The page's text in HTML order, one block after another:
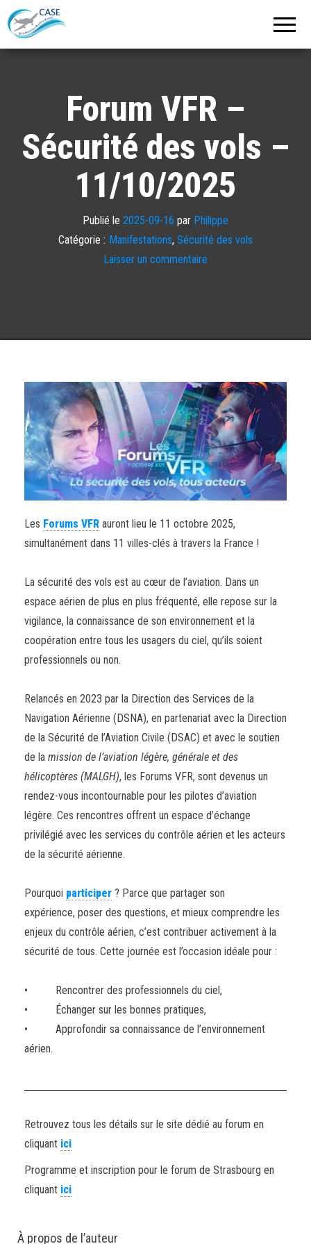
Forum VFR –
Sécurité des vols –
11/10/2025
Publié le 2025-09-16 par Philippe
Catégorie : Manifestations, Sécurité des vols
Laisser un commentaire
Les Forums VFR auront lieu le 11 octobre 2025,
simultanément dans 11 villes-clés à travers la France !
La sécurité des vols est au cœur de l’aviation. Dans un
espace aérien de plus en plus fréquenté, elle repose sur la
vigilance, la connaissance de son environnement et la
coopération entre tous les usagers du ciel, qu’ils soient
professionnels ou non.
Relancés en 2023 par la Direction des Services de la
Navigation Aérienne (DSNA), en partenariat avec la Direction
de la Sécurité de l’Aviation Civile (DSAC) et avec le soutien
de la mission de l’aviation légère, générale et des
hélicoptères (MALGH), les Forums VFR, sont devenus un
rendez-vous incontournable pour les pilotes d’aviation
légère. Ces rencontres offrent un espace d’échange
privilégié avec les services du contrôle aérien et les acteurs
de la sécurité aérienne.
Pourquoi participer ? Parce que partager son
expérience, poser des questions, et mieux comprendre les
enjeux du contrôle aérien, c’est contribuer activement à la
sécurité de tous. Cette journée est l’occasion idéale pour :
• Rencontrer des professionnels du ciel,
• Échanger sur les bonnes pratiques,
• Approfondir sa connaissance de l’environnement
aérien.
Retrouvez tous les détails sur le site dédié au forum en
cliquant ici
Programme et inscription pour le forum de Strasbourg en
cliquant ici
À propos de l’auteur